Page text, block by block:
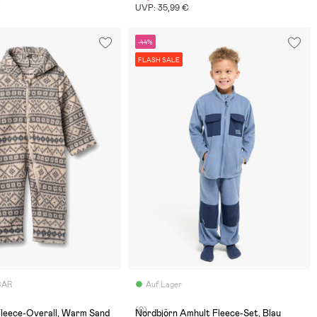
UVP: 35,99 €
Overall, Warm Sand
-44%
FLASH SALE
Auf Lager
(0)
Nordbjörn Amhult Fleece-Set, Blau